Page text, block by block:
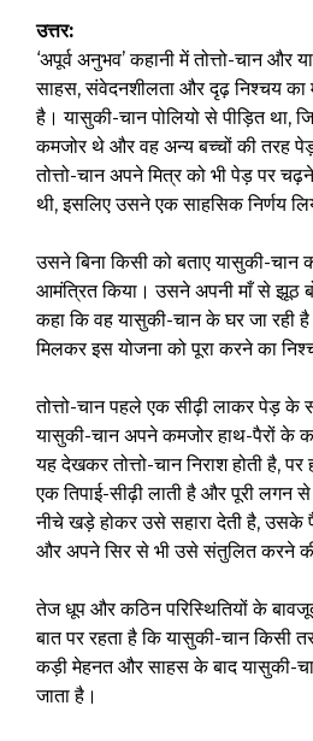
उत्तर:
‘अपूर्व अनुभव’ कहानी में तोत्तो-चान और
साहस, संवेदनशीलता और दृढ़ निश्चय का
है। यासुकी-चान पोलियो से पीड़ित
कमजोर थे और वह अन्य बच्चों की तरह
तोत्तो-चान अपने मित्र को भी पेड़ पर
थी, इसलिए उसने एक साहसिक निर्णय
उसने बिना किसी को बताए यासुकी-
आमंत्रित किया। उसने अपनी माँ से झूठ
कहा कि वह यासुकी-चान के घर जा रही
मिलकर इस योजना को पूरा करने का
तोत्तो-चान पहले एक सीढ़ी लाकर पेड़ के
यासुकी-चान अपने कमजोर हाथ-पैरों के
यह देखकर तोत्तो-चान निराश होती है, पर
एक तिपाई-सीढ़ी लाती है और पूरी लगन
नीचे खड़े होकर उसे सहारा देती है, उसके
और अपने सिर से भी उसे संतुलित करने
तेज धूप और कठिन परिस्थितियों के
बात पर रहता है कि यासुकी-चान किसी
कड़ी मेहनत और साहस के बाद यासुकी-
जाता है।